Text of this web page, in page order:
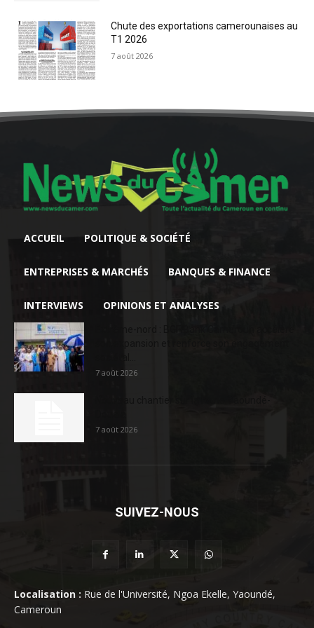
Chute des exportations camerounaises au
T1 2026
7 août 2026
ACCUEIL POLITIQUE & SOCIÉTÉ
ENTREPRISES & MARCHÉS BANQUES & FINANCE
INTERVIEWS OPINIONS ET ANALYSES
7 août 2026
7 août 2026
SUIVEZ-NOUS
Localisation : Rue de l'Université, Ngoa Ekelle, Yaoundé,
Cameroun